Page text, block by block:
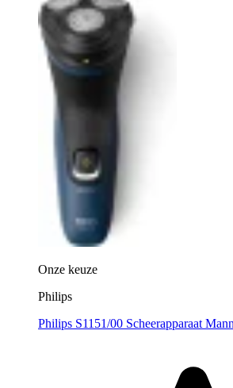
Onze keuze
Philips
Philips S1151/00 Scheerapparaat